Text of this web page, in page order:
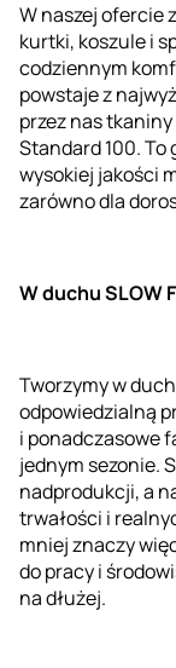
W naszej ofercie
kurtki, koszule i
codziennym
powstaje z
przez nas
Standard 100.
wysokiej jakości
zarówno dla
W duchu SLOW
Tworzymy w
odpowiedzialną
i ponadczasowe
jednym sezonie.
nadprodukcji, a
trwałości i
mniej znaczy
do pracy i
na dłużej.